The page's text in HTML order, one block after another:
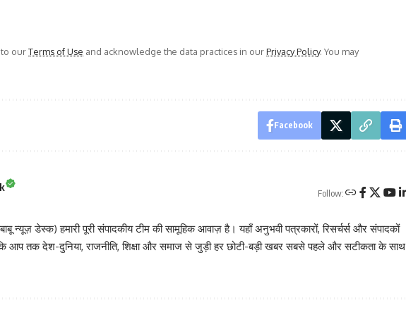
ourTerms of Use and acknowledge the data practices in ourPrivacy Policy. You may
Facebook
Follow:
डेस्क) हमारी पूरी संपादकीय टीम की सामूहिक आवाज़ है। यहाँ अनुभवी पत्रकारों, रिसर्चर्स और संपादकों
आप तक देश-दुनिया, राजनीति, शिक्षा और समाज से जुड़ी हर छोटी-बड़ी खबर सबसे पहले और सटीकता के साथ